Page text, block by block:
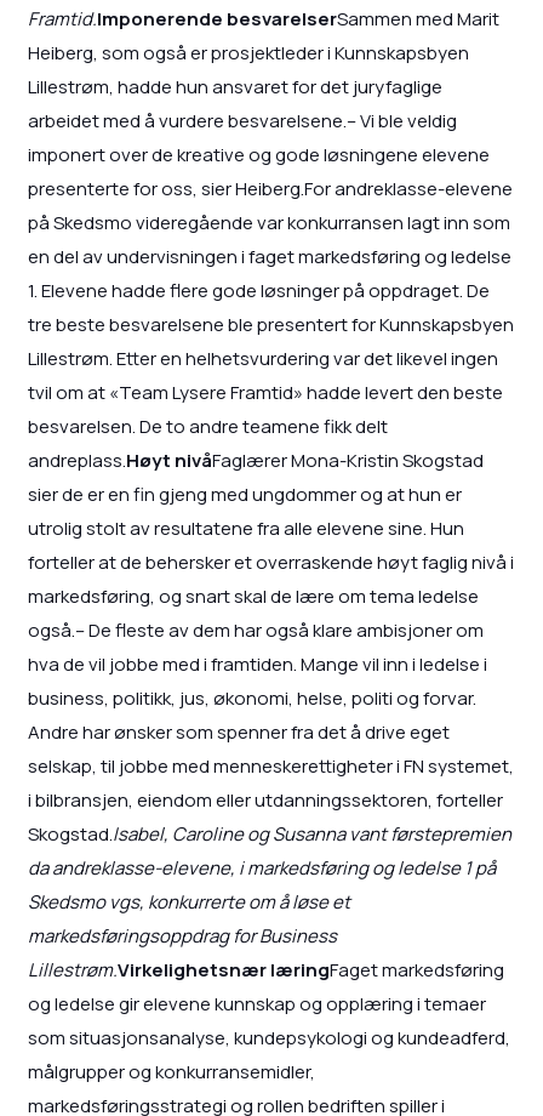
Framtid.Imponerende besvarelserSammen med Marit
Heiberg, som også er prosjektleder i Kunnskapsbyen
Lillestrøm, hadde hun ansvaret for det juryfaglige
arbeidet med å vurdere besvarelsene.– Vi ble veldig
imponert over de kreative og gode løsningene elevene
presenterte for oss, sier Heiberg.For andreklasse-elevene
på Skedsmo videregående var konkurransen lagt inn som
en del av undervisningen i faget markedsføring og ledelse
1. Elevene hadde flere gode løsninger på oppdraget. De
tre beste besvarelsene ble presentert for Kunnskapsbyen
Lillestrøm. Etter en helhetsvurdering var det likevel ingen
tvil om at «Team Lysere Framtid» hadde levert den beste
besvarelsen. De to andre teamene fikk delt
andreplass.Høyt nivåFaglærer Mona-Kristin Skogstad
sier de er en fin gjeng med ungdommer og at hun er
utrolig stolt av resultatene fra alle elevene sine. Hun
forteller at de behersker et overraskende høyt faglig nivå i
markedsføring, og snart skal de lære om tema ledelse
også.– De fleste av dem har også klare ambisjoner om
hva de vil jobbe med i framtiden. Mange vil inn i ledelse i
business, politikk, jus, økonomi, helse, politi og forvar.
Andre har ønsker som spenner fra det å drive eget
selskap, til jobbe med menneskerettigheter i FN systemet,
i bilbransjen, eiendom eller utdanningssektoren, forteller
Skogstad.Isabel, Caroline og Susanna vant førstepremien
da andreklasse-elevene, i markedsføring og ledelse 1 på
Skedsmo vgs, konkurrerte om å løse et
markedsføringsoppdrag for Business
Lillestrøm.Virkelighetsnær læringFaget markedsføring
og ledelse gir elevene kunnskap og opplæring i temaer
som situasjonsanalyse, kundepsykologi og kundeadferd,
målgrupper og konkurransemidler,
markedsføringsstrategi og rollen bedriften spiller i